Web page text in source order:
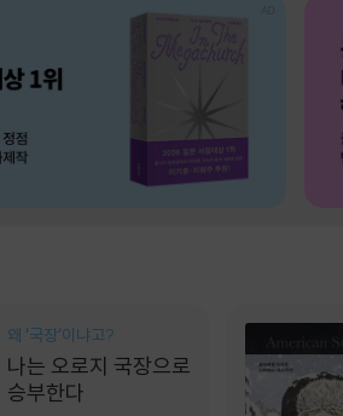
왜 ‘국장‘이냐고?
나는 오로지 국장으로
승부한다